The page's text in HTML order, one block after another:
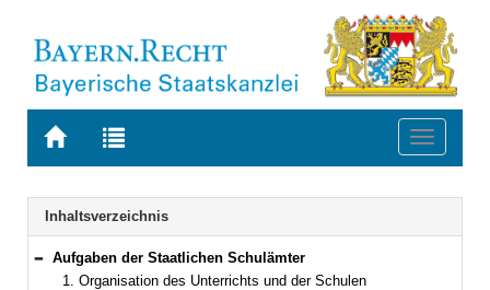
Zur
BAYERN.RECHT
Zur
letzten
Suche
Toggle
Navigation
Inhaltsverzeichnis
Bereich reduzieren
Aufgaben der Staatlichen Schulämter
1. Organisation des Unterrichts und der Schulen